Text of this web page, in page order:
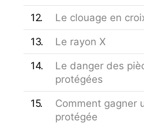
12 Le clouage en
13 Le rayon X
14
Le danger des
protégées
15
Comment gagner
protégée